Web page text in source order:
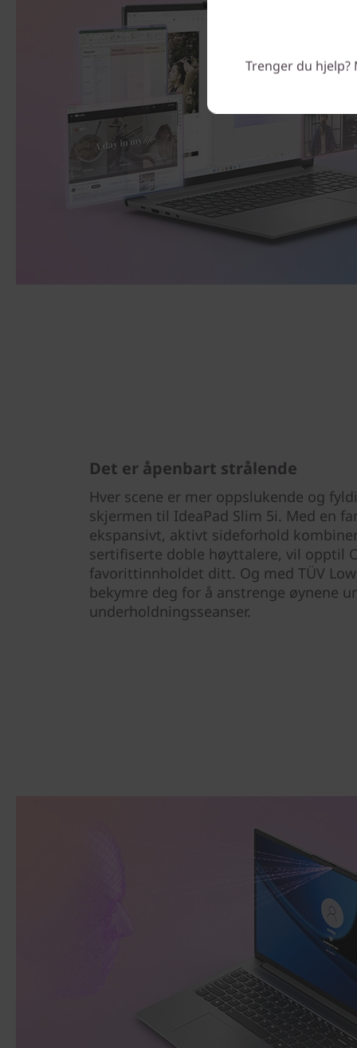
Det er åpenbart strålende
Hver scene er mer oppslukende og
skjermen til IdeaPad Slim 5i. Med en
ekspansivt, aktivt sideforhold
sertifiserte doble høyttalere, vil opptil
favorittinnholdet ditt. Og med TÜV
bekymre deg for å anstrenge øynene
underholdningsseanser.
Trenger du hjelp?